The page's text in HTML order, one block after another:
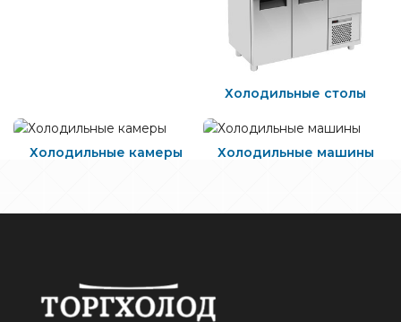
Холодильные столы
Холодильные камеры Холодильные машины